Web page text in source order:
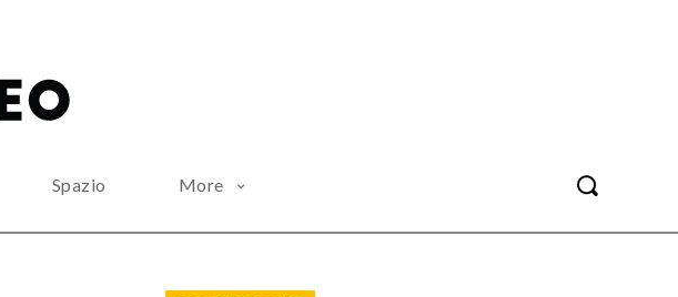
Spazio More